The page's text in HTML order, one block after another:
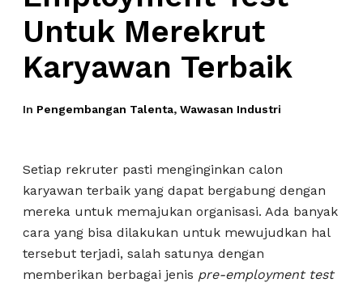
Untuk Merekrut
Karyawan Terbaik
In Pengembangan Talenta, Wawasan Industri
Setiap rekruter pasti menginginkan calon
karyawan terbaik yang dapat bergabung dengan
mereka untuk memajukan organisasi. Ada banyak
cara yang bisa dilakukan untuk mewujudkan hal
tersebut terjadi, salah satunya dengan
memberikan berbagai jenis pre-employment test